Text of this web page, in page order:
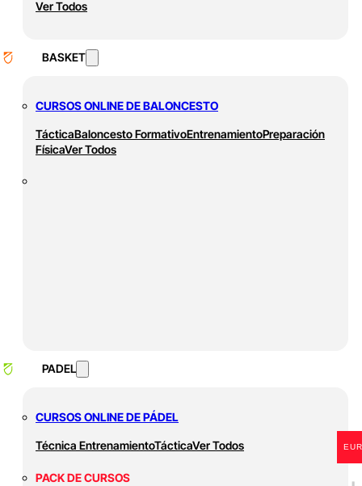
Ver Todos
BASKET
CURSOS ONLINE DE BALONCESTO
TácticaBaloncesto FormativoEntrenamientoPreparación
FísicaVer Todos
PADEL
CURSOS ONLINE DE PÁDEL
Técnica EntrenamientoTácticaVer Todos
PACK DE CURSOS
EUR